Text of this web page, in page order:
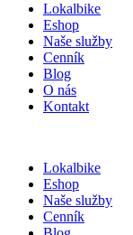
Lokalbike
Eshop
Naše služby
Cenník
Blog
O nás
Kontakt
Lokalbike
Eshop
Naše služby
Cenník